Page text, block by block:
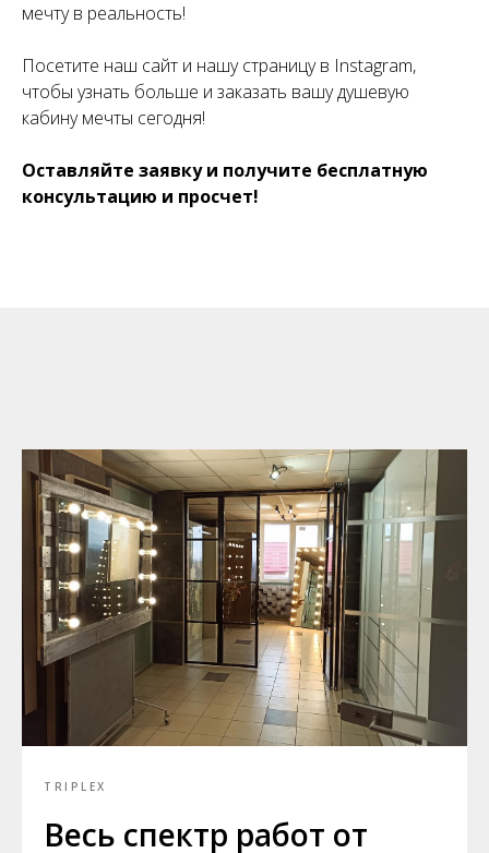
мечту в реальность!
Посетите наш сайт и нашу страницу в Instagram,
чтобы узнать больше и заказать вашу душевую
кабину мечты сегодня!
Оставляйте заявку и получите бесплатную
консультацию и просчет!
TRIPLEX
Весь спектр работ от